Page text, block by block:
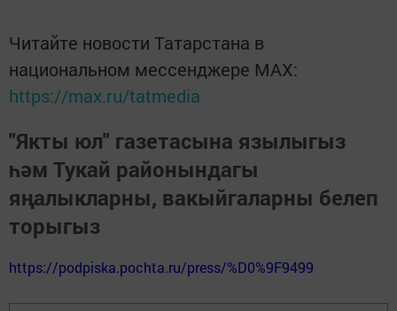
Читайте новости Татарстана в
национальном мессенджере MАХ:
https://max.ru/tatmedia
"Якты юл" газетасына язылыгыз
һәм Тукай районындагы
яңалыкларны, вакыйгаларны белеп
торыгыз
https://podpiska.pochta.ru/press/%D0%9F9499